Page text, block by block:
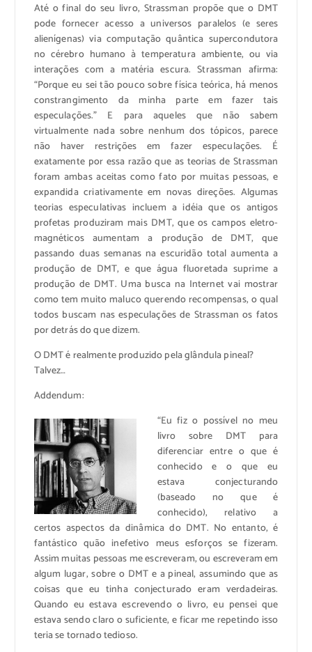
Até o final do seu livro, Strassman propõe que o DMT
pode fornecer acesso a universos paralelos (e seres
alienígenas) via computação quântica supercondutora
no cérebro humano à temperatura ambiente, ou via
interações com a matéria escura. Strassman afirma:
“Porque eu sei tão pouco sobre física teórica, há menos
constrangimento da minha parte em fazer tais
especulações.” E para aqueles que não sabem
virtualmente nada sobre nenhum dos tópicos, parece
não haver restrições em fazer especulações. É
exatamente por essa razão que as teorias de Strassman
foram ambas aceitas como fato por muitas pessoas, e
expandida criativamente em novas direções. Algumas
teorias especulativas incluem a idéia que os antigos
profetas produziram mais DMT, que os campos eletro-
magnéticos aumentam a produção de DMT, que
passando duas semanas na escuridão total aumenta a
produção de DMT, e que água fluoretada suprime a
produção de DMT. Uma busca na Internet vai mostrar
como tem muito maluco querendo recompensas, o qual
todos buscam nas especulações de Strassman os fatos
por detrás do que dizem.
O DMT é realmente produzido pela glândula pineal?
Talvez…
Addendum:
“Eu fiz o possível no meu
livro sobre DMT para
diferenciar entre o que é
conhecido e o que eu
estava conjecturando
(baseado no que é
conhecido), relativo a
certos aspectos da dinâmica do DMT. No entanto, é
fantástico quão inefetivo meus esforços se fizeram.
Assim muitas pessoas me escreveram, ou escreveram em
algum lugar, sobre o DMT e a pineal, assumindo que as
coisas que eu tinha conjecturado eram verdadeiras.
Quando eu estava escrevendo o livro, eu pensei que
estava sendo claro o suficiente, e ficar me repetindo isso
teria se tornado tedioso.